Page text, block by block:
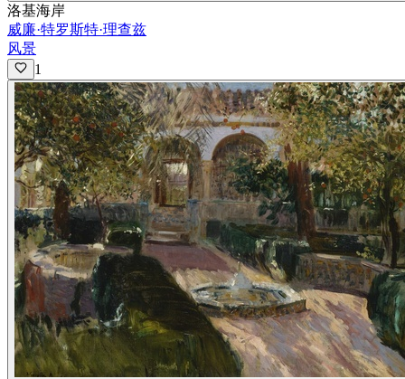
洛基海岸
威廉·特罗斯特·理查兹
风景
1